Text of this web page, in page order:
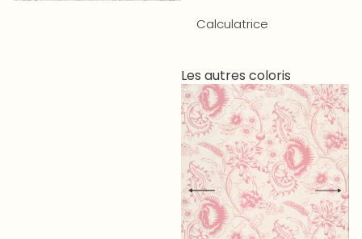
Calculatrice
Les autres coloris